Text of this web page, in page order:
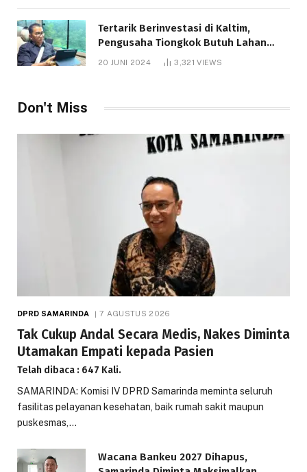
Tertarik Berinvestasi di Kaltim,
Pengusaha Tiongkok Butuh Lahan
1.000 Hektare
20 JUNI 2024 3,321VIEWS
Don't Miss
DPRD SAMARINDA 7 AGUSTUS 2026
Tak Cukup Andal Secara Medis, Nakes Diminta
Utamakan Empati kepada Pasien
Telah dibaca : 647 Kali.
SAMARINDA: Komisi IV DPRD Samarinda meminta seluruh
fasilitas pelayanan kesehatan, baik rumah sakit maupun
puskesmas,…
Wacana Bankeu 2027 Dihapus,